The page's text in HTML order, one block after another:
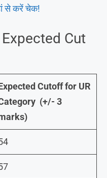
से करें चेक!
Cut
Cutoff for UR
(+/- 3